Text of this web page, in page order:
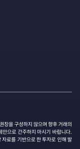
장을 구성하지 않으며 향후 거래의
으로 간주하지 마시기 바랍니다.
료를 기반으로 한 투자로 인해 발